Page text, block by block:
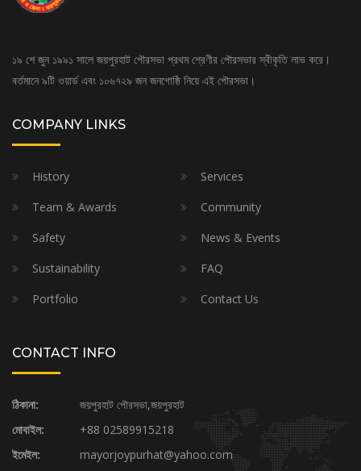
১৯ শে জুন ১৯৯১ সালে জয়পুরহাট পৌরসভা প্রথম শ্রেণীর পৌরসভার স্বীকৃতি লাভ করে।
বর্তমানে ৯টি ওয়ার্ড এবং ১০৬৭২৯ জন জনগোষ্ঠি নিয়ে এই পৌরসভা।
COMPANY LINKS
History
Services
Team & Awards
Community
Safety
News & Events
Sustainability
FAQ
Portfolio
Contact Us
CONTACT INFO
ঠিকানা:
জয়পুরহাট পৌরসভা,জয়পুরহাট
মোবাইল:
+88 02589915218
ইমেইল:
mayorjoypurhat@yahoo.com